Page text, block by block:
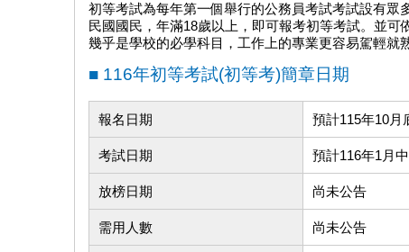
初等考試為每年第一個舉行的公務員考試考試設有眾
民國國民，年滿18歲以上，即可報考初等考試。並
幾乎是學校的必學科目，工作上的專業更容易駕輕就
■ 116年初等考試(初等考)簡章日期
報名日期 預計115年10月
考試日期 預計116年1月中
放榜日期 尚未公告
需用人數 尚未公告